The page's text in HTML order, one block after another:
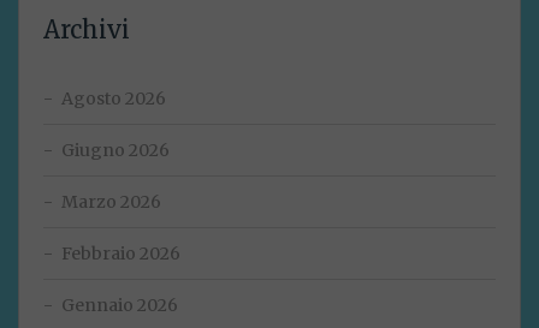
Archivi
Agosto 2026
Giugno 2026
Marzo 2026
Febbraio 2026
Gennaio 2026